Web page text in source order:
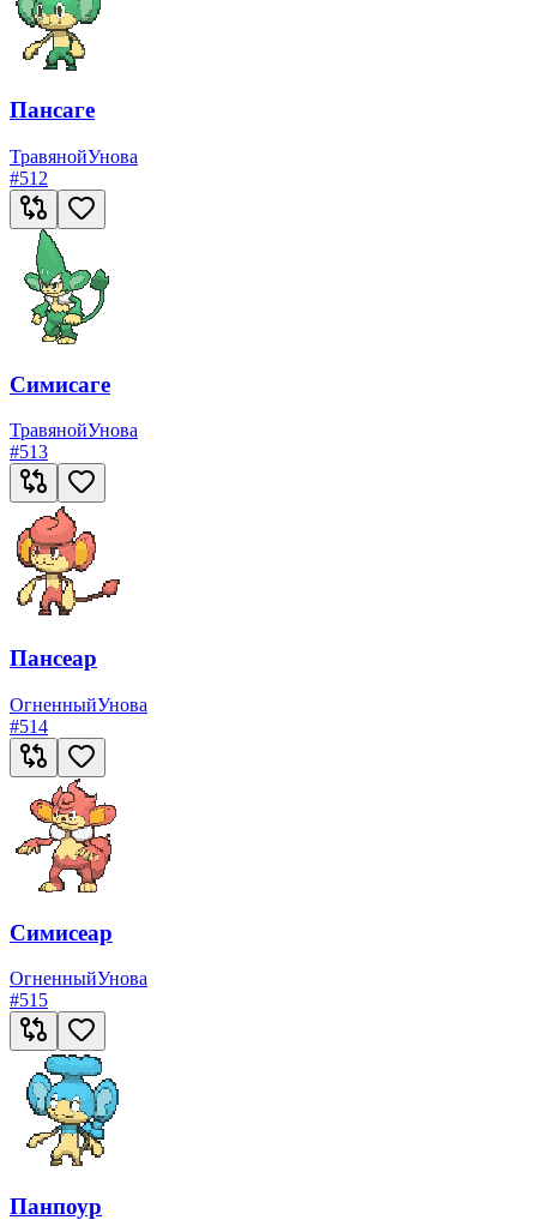
Пансаге
ТравянойУнова
#512
Симисаге
ТравянойУнова
#513
Пансеар
ОгненныйУнова
#514
Симисеар
ОгненныйУнова
#515
Панпоур